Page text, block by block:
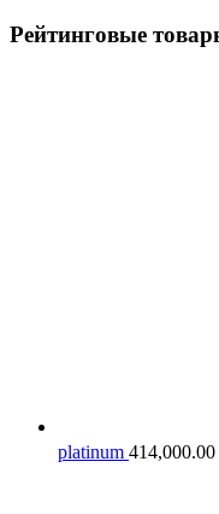
Рейтинговые
platinum 414,000.00